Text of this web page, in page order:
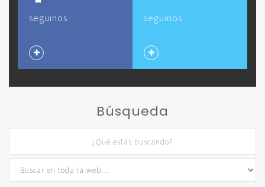
seguinos seguinos
Búsqueda